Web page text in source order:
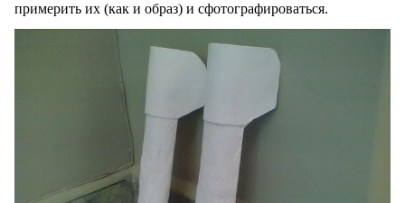
примерить их (как и образ) и сфотографироваться.